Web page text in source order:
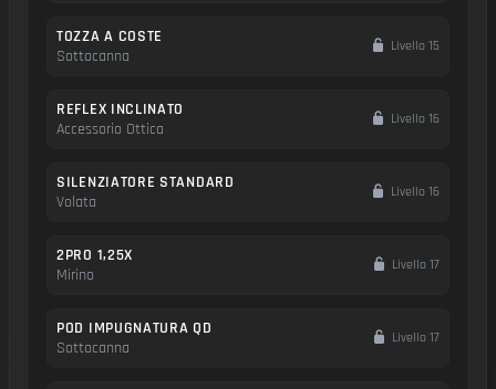
TOZZA A COSTE
Sottocanna
Livello 15
REFLEX INCLINATO
Accessorio Ottica
Livello 16
SILENZIATORE STANDARD
Volata
Livello 16
2PRO 1,25X
Mirino
Livello 17
POD IMPUGNATURA QD
Sottocanna
Livello 17